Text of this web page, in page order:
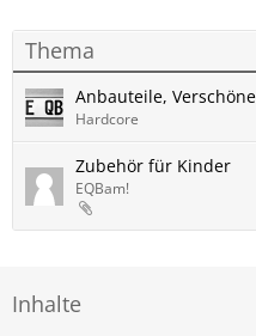
Thema
Anbauteile,
Hardcore
Zubehör für Kinder
EQBam!
Inhalte